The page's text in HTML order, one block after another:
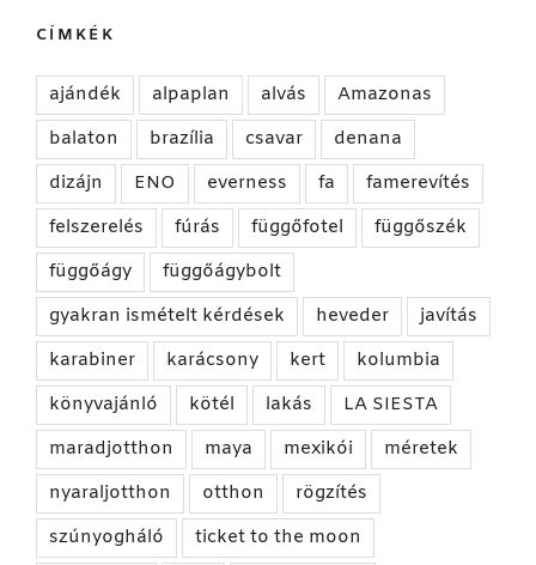
CÍMKÉK
ajándék alpaplan alvás
Amazonas
balaton
brazília csavar
denana
dizájn
ENO everness fa
famerevítés
felszerelés
fúrás függőfotel
függőszék
függőágy
függőágybolt
gyakran ismételt kérdések
heveder
javítás
karabiner
karácsony kert
kolumbia
könyvajánló
kötél lakás
LA SIESTA
maradjotthon
maya mexikói
méretek
nyaraljotthon
otthon
rögzítés
szúnyogháló
ticket to the moon